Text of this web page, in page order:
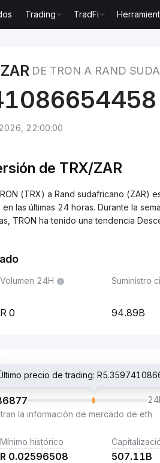
Trading TradFi
DE TRON A RAND
22:00:00
de TRX/ZAR
(TRX) a Rand sudafricano (ZAR)
las últimas 24 horas. Durante la
TRON ha tenido una tendencia
Volumen 24H
0
Suministro
94.89B
precio de trading:
la información de mercado de eth
Mínimo histórico
R 0.02596508 507.11B